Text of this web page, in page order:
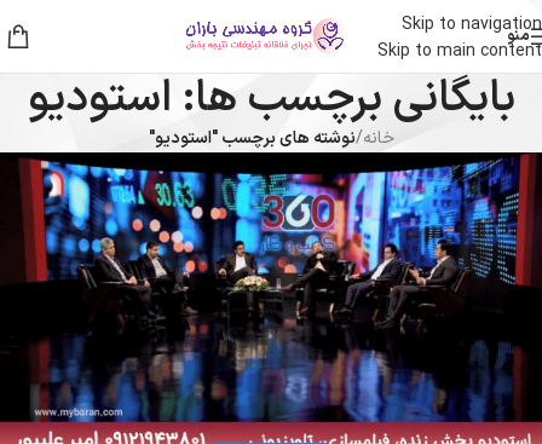
Skip to navigation
Skip to main content
منو
بایگانی برچسب ها: استودیو
خانه/نوشته های برچسب "استودیو"